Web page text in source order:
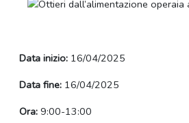
Data inizio: 16/04/2025
Data fine: 16/04/2025
Ora: 9:00-13:00